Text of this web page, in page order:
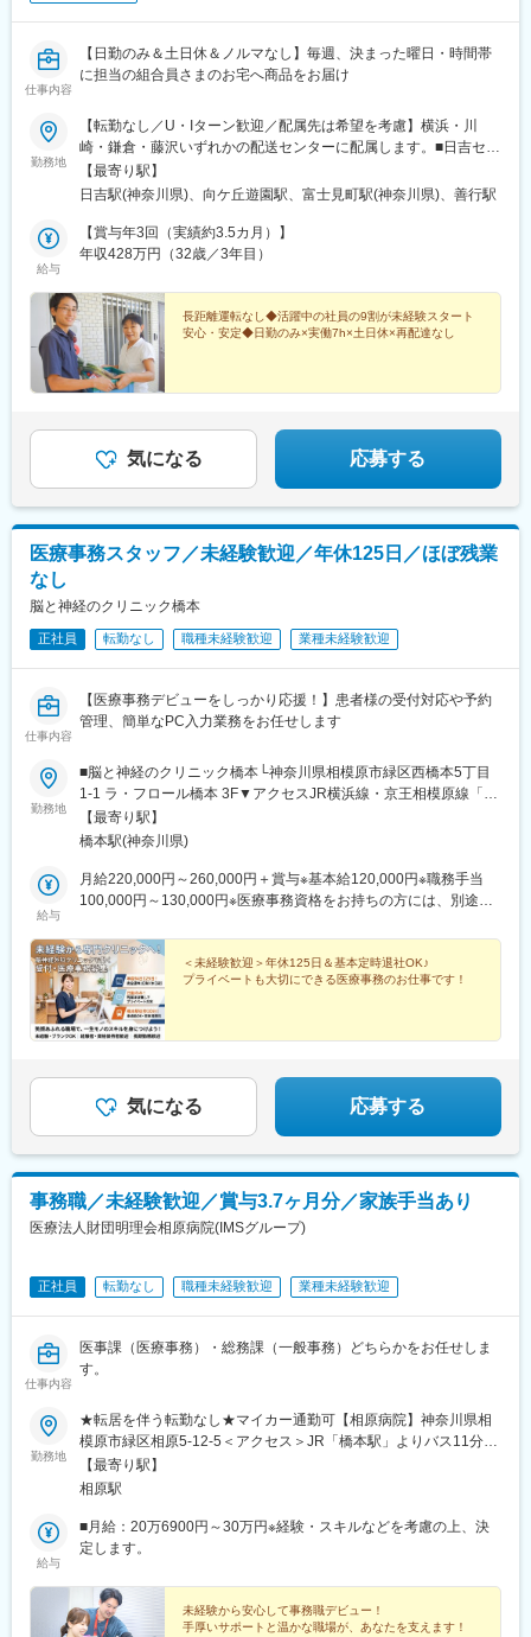
仕事内容
【日勤のみ＆土日休＆ノルマなし】毎週、決まった曜日・時間帯
に担当の組合員さまのお宅へ商品をお届け
勤務地
【転勤なし／U・Iターン歓迎／配属先は希望を考慮】横浜・川
崎・鎌倉・藤沢いずれかの配送センターに配属します。■日吉セン
ター（横浜市港北区）神奈川県横浜市港北区日吉5-21-31各線「日
吉駅」よりバスで10分■初山センター（川崎市宮前区）神奈川県
ンター（鎌倉市）神奈川県鎌倉市台5-2-22各線「大船駅」より徒
歩15分■藤沢センター（藤沢市）神奈川県藤沢市善行6-19-51小田
面禁煙（敷地内喫煙可能場所あり）
【最寄り駅】
日吉駅(神奈川県)、向ケ丘遊園駅、富士見町駅(神奈川県)、善行駅
給与
【賞与年3回（実績約3.5カ月）】
年収428万円（32歳／3年目）
長距離運転なし◆活躍中の社員の9割が未経験スタート
安心・安定◆日勤のみ×実働7h×土日休×再配達なし
気になる 応募する
医療事務スタッフ／未経験歓迎／年休125日／ほぼ残業
なし
脳と神経のクリニック橋本
正社員 転勤なし 職種未経験歓迎 業種未経験歓迎
仕事内容
【医療事務デビューをしっかり応援！】患者様の受付対応や予約
管理、簡単なPC入力業務をお任せします
勤務地
■脳と神経のクリニック橋本└神奈川県相模原市緑区西橋本5丁目
1-1 ラ・フロール橋本 3F▼アクセスJR横浜線・京王相模原線「橋
本駅」徒歩10分
【最寄り駅】
橋本駅(神奈川県)
給与
月給220,000円～260,000円＋賞与※基本給120,000円※職務手当
100,000円～130,000円※医療事務資格をお持ちの方には、別途資
て全額支給します。※医療事務資格をお持ちの方は優遇します。
＜未経験歓迎＞年休125日＆基本定時退社OK♪
プライベートも大切にできる医療事務のお仕事です！
気になる 応募する
事務職／未経験歓迎／賞与3.7ヶ月分／家族手当あり
医療法人財団明理会相原病院(IMSグループ)
正社員 転勤なし 職種未経験歓迎 業種未経験歓迎
仕事内容
医事課（医療事務）・総務課（一般事務）どちらかをお任せしま
す。
勤務地
★転居を伴う転勤なし★マイカー通勤可【相原病院】神奈川県相
模原市緑区相原5-12-5＜アクセス＞JR「橋本駅」よりバス11分。
バス停「森の上」の目の前JR「相原駅」よりバス4分。バス停
「相原十字路」から徒歩15分▼転居を伴う転勤なし異動はほぼな
が一に発生する場合も転勤先は神奈川、東京エリア内のみ
【最寄り駅】
相原駅
給与
■月給：20万6900円～30万円※経験・スキルなどを考慮の上、決
定します。
未経験から安心して事務職デビュー！
手厚いサポートと温かな職場が、あなたを支えます！